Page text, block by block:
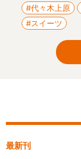
#代々木上原
#スイーツ
最新刊